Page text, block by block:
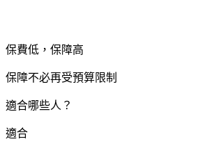
保費低，保障高
保障不必再受預算限制
適合哪些人？
適合